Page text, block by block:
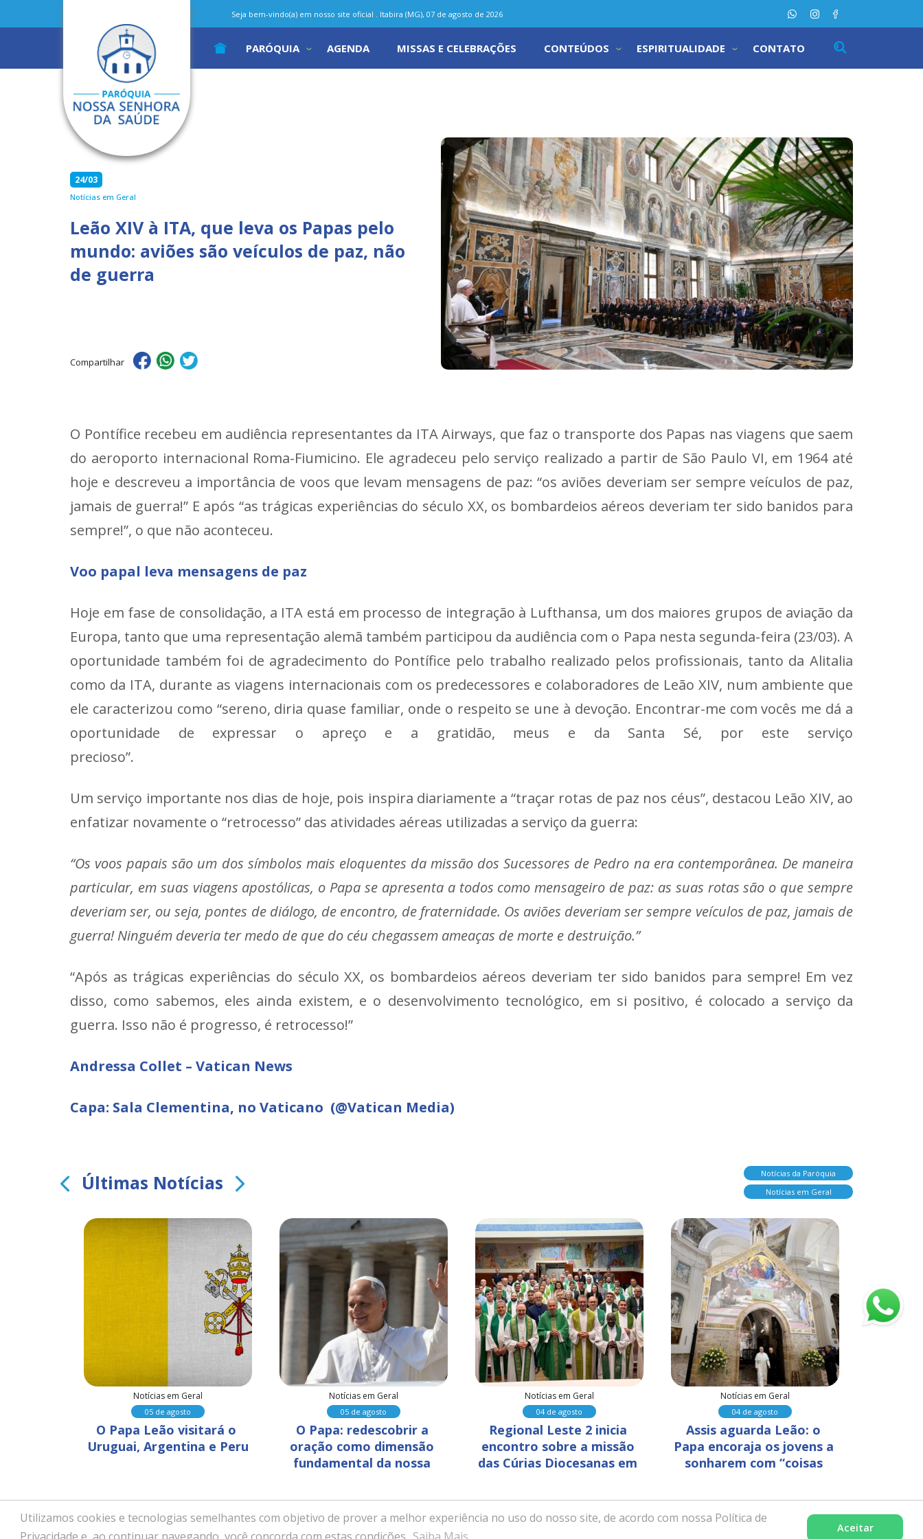
Utilizamos cookies e tecnologias semelhantes com objetivo de prover a melhor experiência no uso do nosso site, de acordo com nossa Política de
Aceitar
Seja bem-vindo(a) em nosso site oficial . Itabira (MG), 07 de agosto de 2026
PARÓQUIA AGENDA MISSAS E CELEBRAÇÕES CONTEÚDOS ESPIRITUALIDADE CONTATO
24/03
Notícias em Geral
Leão XIV à ITA, que leva os Papas pelo
mundo: aviões são veículos de paz, não
de guerra
Compartilhar
O Pontífice recebeu em audiência representantes da ITA Airways, que faz o transporte dos Papas nas viagens que saem
do aeroporto internacional Roma-Fiumicino. Ele agradeceu pelo serviço realizado a partir de São Paulo VI, em 1964 até
hoje e descreveu a importância de voos que levam mensagens de paz: “os aviões deveriam ser sempre veículos de paz,
jamais de guerra!” E após “as trágicas experiências do século XX, os bombardeios aéreos deveriam ter sido banidos para
sempre!”, o que não aconteceu.
Voo papal leva mensagens de paz
Hoje em fase de consolidação, a ITA está em processo de integração à Lufthansa, um dos maiores grupos de aviação da
Europa, tanto que uma representação alemã também participou da audiência com o Papa nesta segunda-feira (23/03). A
oportunidade também foi de agradecimento do Pontífice pelo trabalho realizado pelos profissionais, tanto da Alitalia
como da ITA, durante as viagens internacionais com os predecessores e colaboradores de Leão XIV, num ambiente que
ele caracterizou como “sereno, diria quase familiar, onde o respeito se une à devoção. Encontrar-me com vocês me dá a
oportunidade de expressar o apreço e a gratidão, meus e da Santa Sé, por este serviço
precioso”.
Um serviço importante nos dias de hoje, pois inspira diariamente a “traçar rotas de paz nos céus”, destacou Leão XIV, ao
enfatizar novamente o “retrocesso” das atividades aéreas utilizadas a serviço da guerra:
“Os voos papais são um dos símbolos mais eloquentes da missão dos Sucessores de Pedro na era contemporânea. De maneira
particular, em suas viagens apostólicas, o Papa se apresenta a todos como mensageiro de paz: as suas rotas são o que sempre
deveriam ser, ou seja, pontes de diálogo, de encontro, de fraternidade. Os aviões deveriam ser sempre veículos de paz, jamais de
guerra! Ninguém deveria ter medo de que do céu chegassem ameaças de morte e destruição.”
“Após as trágicas experiências do século XX, os bombardeios aéreos deveriam ter sido banidos para sempre! Em vez
disso, como sabemos, eles ainda existem, e o desenvolvimento tecnológico, em si positivo, é colocado a serviço da
guerra. Isso não é progresso, é retrocesso!”
Andressa Collet – Vatican News
Capa: Sala Clementina, no Vaticano (@Vatican Media)
Últimas Notícias
Notícias da Paróquia
Notícias em Geral
Notícias em Geral
05 de agosto
O Papa Leão visitará o
Uruguai, Argentina e Peru
Notícias em Geral
05 de agosto
O Papa: redescobrir a
oração como dimensão
fundamental da nossa
Notícias em Geral
04 de agosto
Regional Leste 2 inicia
encontro sobre a missão
das Cúrias Diocesanas em
Notícias em Geral
04 de agosto
Assis aguarda Leão: o
Papa encoraja os jovens a
sonharem com “coisas
Copyright © 2026 - Paróquia Nossa Senhora da Saúde - Itabira, Minas Gerais - Desenvolvido com excelência pela